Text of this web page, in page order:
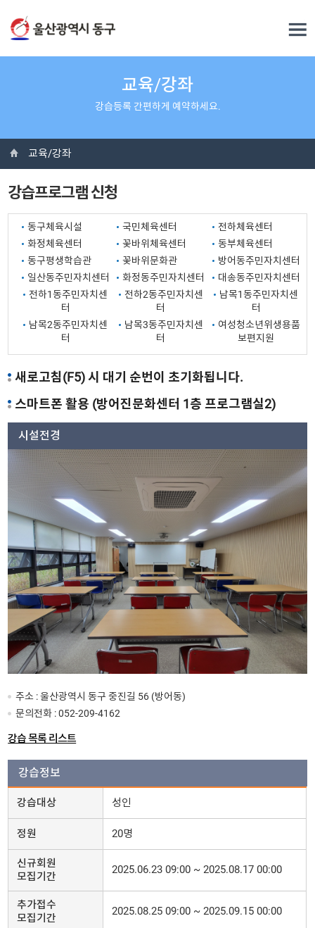
교육/강좌
강습등록 간편하게 예약하세요.
교육/강좌
강습프로그램 신청
동구체육시설 국민체육센터
전하체육센터
화정체육센터
꽃바위체육센터
동부체육센터
동구평생학습관
꽃바위문화관
방어동주민자치센터
일산동주민자치센터
화정동주민자치센터
대송동주민자치센터
전하1동주민자치센
터
전하2동주민자치센
터
남목1동주민자치센
터
남목2동주민자치센
터
남목3동주민자치센
터
여성청소년위생용품
보편지원
새로고침(F5) 시 대기 순번이 초기화됩니다.
스마트폰 활용 (방어진문화센터 1층 프로그램실2)
시설전경
주소 : 울산광역시 동구 중진길 56 (방어동)
문의전화 :052-209-4162
강습 목록 리스트
강습정보
강습대상 성인
정원 20명
신규회원
모집기간
2025.06.23 09:00 ~ 2025.08.17 00:00
추가접수
모집기간
2025.08.25 09:00 ~ 2025.09.15 00:00